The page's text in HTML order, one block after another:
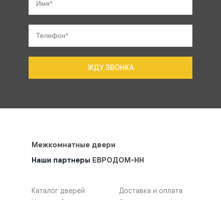
ЖДУ ЗВОНКА
Межкомнатные двери
Наши партнеры ЕВРОДОМ-НН
Каталог дверей
Доставка и оплата